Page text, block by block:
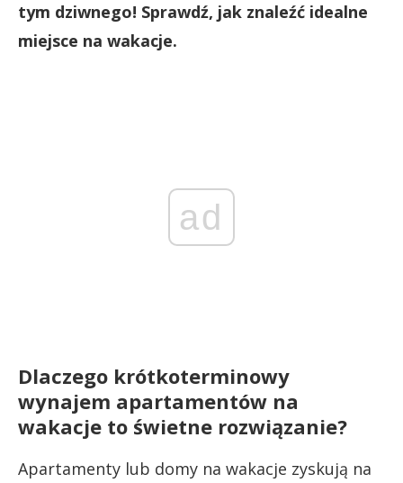
tym dziwnego! Sprawdź, jak znaleźć idealne
miejsce na wakacje.
ad
Dlaczego krótkoterminowy
wynajem apartamentów na
wakacje to świetne rozwiązanie?
Apartamenty lub domy na wakacje zyskują na